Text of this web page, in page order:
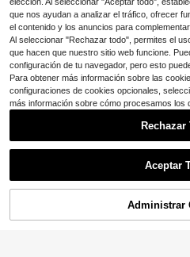
¡52% DE
que nos ayudan a analizar el tráfico, ofrecer
el contenido y los anuncios para
Al seleccionar "Rechazar todo", permites el
que hacen que nuestro sitio web funcione.
configuración de tu navegador, pero esto
Para obtener más información sobre las
configuraciones de cookies opcionales,
más información sobre cómo procesamos los
Rechazar
Aceptar
Administrar